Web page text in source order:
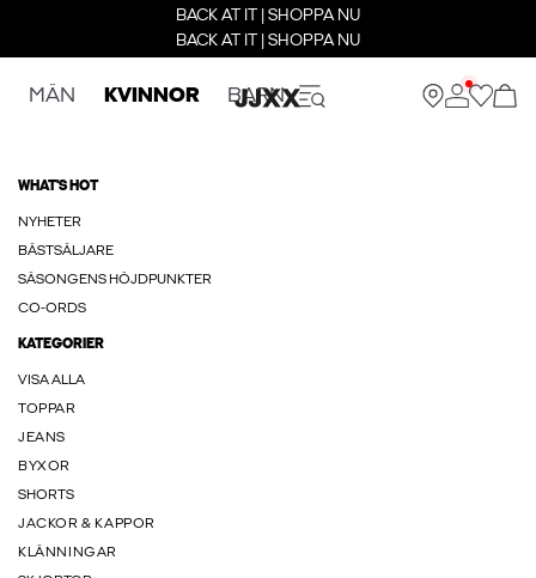
BACK AT IT | SHOPPA NU
BACK AT IT | SHOPPA NU
MÄN KVINNOR BARN
WHAT'S HOT
NYHETER
BÄSTSÄLJARE
SÄSONGENS HÖJDPUNKTER
CO-ORDS
KATEGORIER
VISA ALLA
TOPPAR
JEANS
BYXOR
SHORTS
JACKOR & KAPPOR
KLÄNNINGAR